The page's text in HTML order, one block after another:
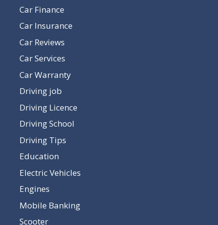
Car Finance
Car Insurance
Car Reviews
Car Services
Car Warranty
Driving job
Driving Licence
Driving School
Driving Tips
Education
Electric Vehicles
Engines
Mobile Banking
Scooter